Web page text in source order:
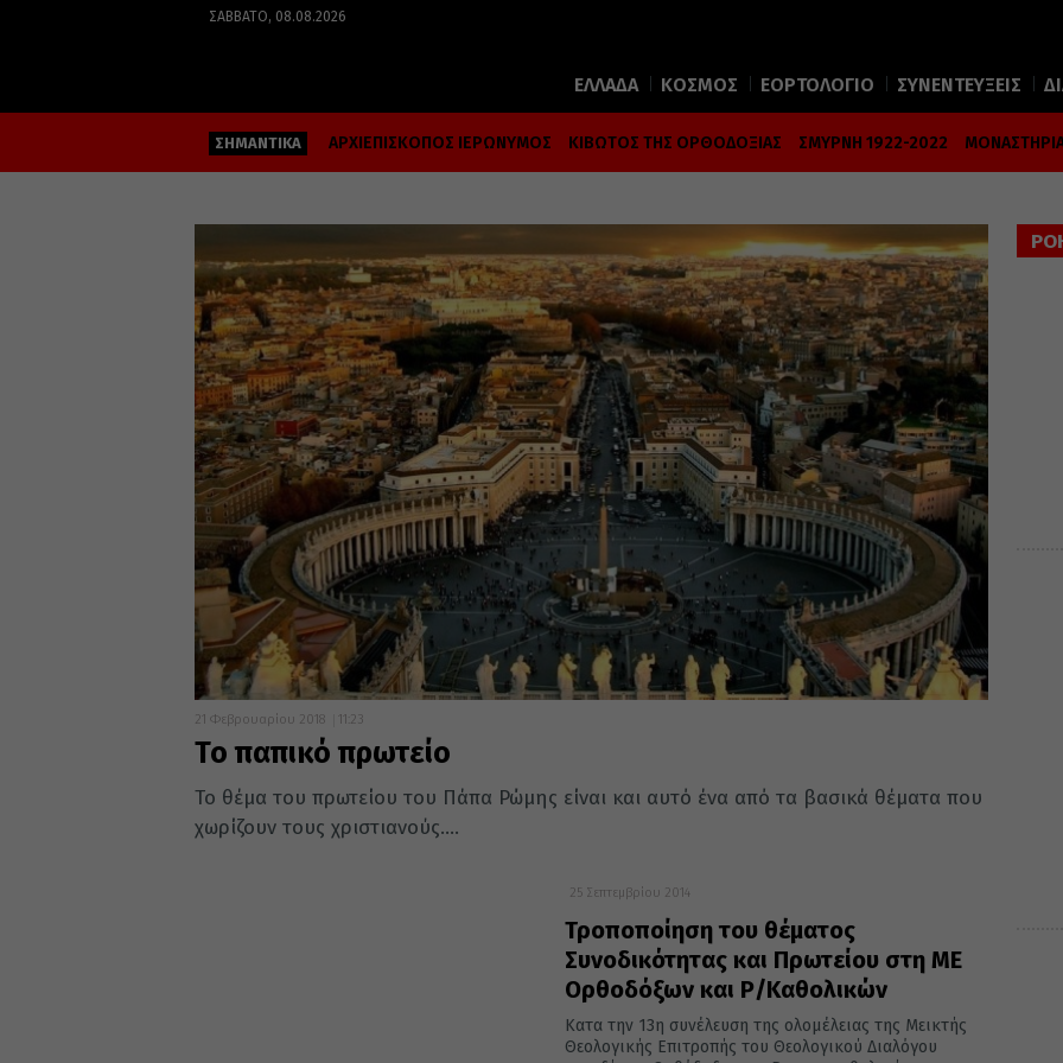
ΣΆΒΒΑΤΟ, 08.08.2026
ΕΛΛΑΔΑ ΚΟΣΜΟΣ ΕΟΡΤΟΛΟΓΙΟ ΣΥΝΕΝΤΕΥΞΕΙΣ
ΣΗΜΑΝΤΙΚΑ ΑΡΧΙΕΠΙΣΚΟΠΟΣ ΙΕΡΩΝΥΜΟΣ ΚΙΒΩΤΟΣ ΤΗΣ ΟΡΘΟΔΟΞΙΑΣ ΣΜΥΡΝΗ 1922-2022
21 Φεβρουαρίου 2018 11:23
Το παπικό πρωτείο
Το θέμα του πρωτείου του Πάπα Ρώμης είναι και αυτό ένα από τα βασικά θέματα που
χωρίζουν τους χριστιανούς....
25 Σεπτεμβρίου 2014
Τροποποίηση του θέματος
Συνοδικότητας και Πρωτείου στη ΜΕ
Ορθοδόξων και Ρ/Καθολικών
Κατα την 13η συνέλευση της ολομέλειας της Μεικτής
Θεολογικής Επιτροπής του Θεολογικού Διαλόγου